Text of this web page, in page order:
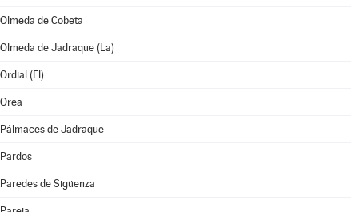
Olmeda de Cobeta
Olmeda de Jadraque (La)
Ordial (El)
Orea
Pálmaces de Jadraque
Pardos
Paredes de Sigüenza